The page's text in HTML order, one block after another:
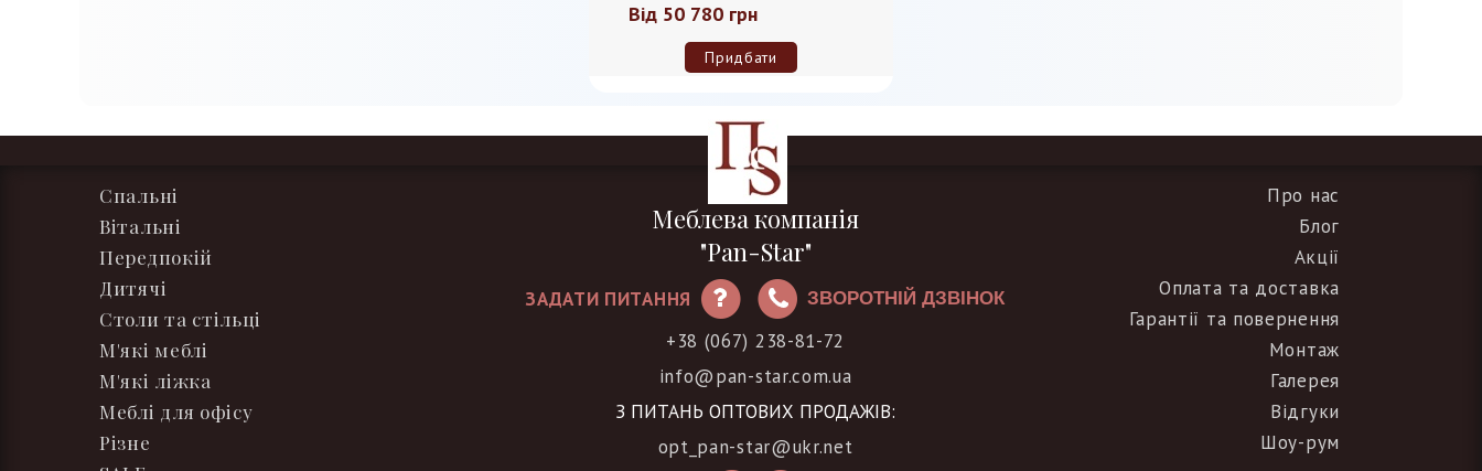
Від 50 780 грн
Придбати
Спальні
Вітальні
Передпокій
Дитячі
Столи та стільці
М'які меблі
М'які ліжка
Меблі для офісу
Різне
Меблева компанія
"Pan-Star"
ЗАДАТИ ПИТАННЯ ЗВОРОТНІЙ ДЗВІНОК
+38 (067) 238-81-72
info@pan-star.com.ua
З ПИТАНЬ ОПТОВИХ ПРОДАЖІВ:
opt_pan-star@ukr.net
Про нас
Блог
Акції
Оплата та доставка
Гарантії та повернення
Монтаж
Галерея
Відгуки
Шоу-рум